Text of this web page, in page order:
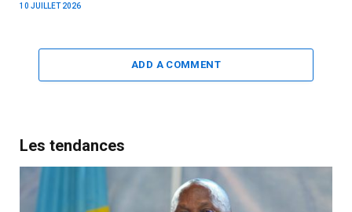
10 JUILLET 2026
ADD A COMMENT
Les tendances